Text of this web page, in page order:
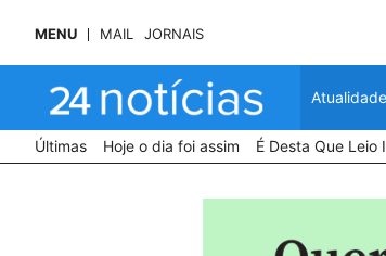
MENU MAIL JORNAIS
Atualidade
Últimas Hoje o dia foi assim É Desta Que Leio